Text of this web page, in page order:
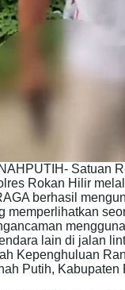
Satuan
Rokan Hilir
berhasil
memperlihatkan
lain di jalan
Kepenghuluan
Putih, Kabupaten